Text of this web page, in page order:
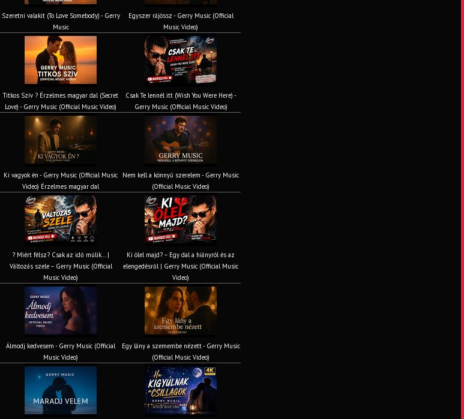
Szeretni valakit (To Love Somebody) - Gerry
Music
Egyszer rájössz - Gerry Music (Official
Music Video)
Titkos Szív ? Érzelmes magyar dal (Secret
Love) - Gerry Music (Official Music Video)
Csak Te lennél itt (Wish You Were Here) -
Gerry Music (Official Music Video)
Ki vagyok én - Gerry Music (Official Music
Video) Érzelmes magyar dal
Nem kell a könnyű szerelem - Gerry Music
(Official Music Video)
? Miért félsz? Csak az idő múlik… |
Változás szele – Gerry Music (Official
Music Video)
Ki ölel majd? – Egy dal a hiányról és az
elengedésről | Gerry Music (Official Music
Video)
Álmodj kedvesem - Gerry Music (Official
Music Video)
Egy lány a szemembe nézett - Gerry Music
(Official Music Video)